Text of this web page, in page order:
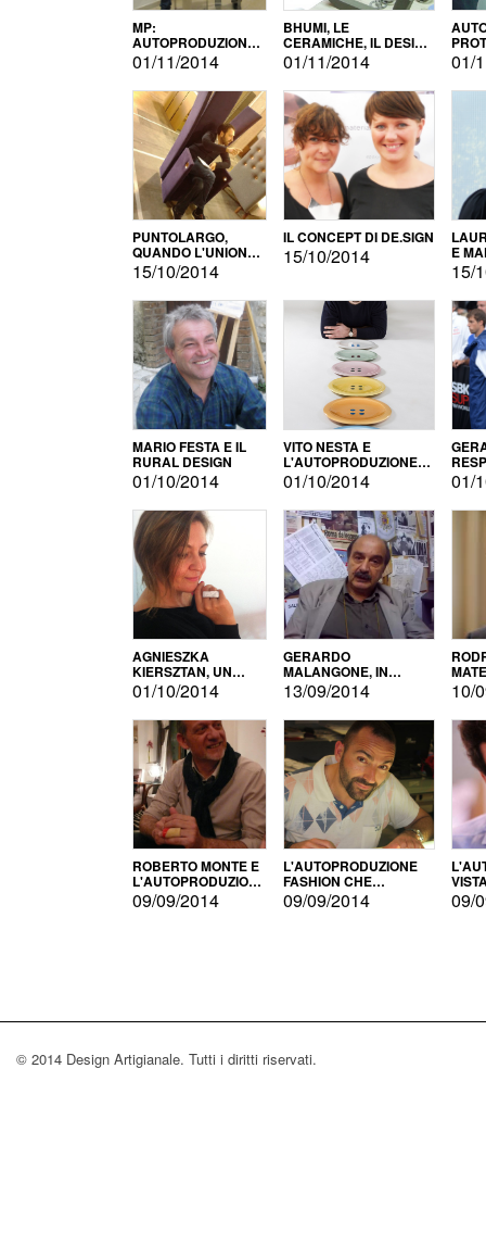
MP:
AUTOPRODUZIONE
E INNOVAZIONE
01/11/2014
BHUMI, LE
CERAMICHE, IL DESIGN
E L'AUTOPRODUZIONE
01/11/2014 01/
PUNTOLARGO,
QUANDO L'UNIONE
FA LA FORZA E
VINCE
15/10/2014
IL CONCEPT DI DE.SIGN
15/10/2014 E
15/
MARIO FESTA E IL
RURAL DESIGN
01/10/2014
VITO NESTA E
L'AUTOPRODUZIONE
COME RECUPERO DEI
SIMBOLI
01/10/2014 01/
AGNIESZKA
KIERSZTAN, UN
MODELLO DI
AUTOPRODUZIONE
01/10/2014
GERARDO
MALANGONE, IN
GIURIA PER IL
CONCORSO
LETTERARIO
13/09/2014 10/
ROBERTO MONTE E
L'AUTOPRODUZIONE
CON IL CENSIMENTO
09/09/2014
L'AUTOPRODUZIONE
FASHION CHE
CONQUISTA GLI USA
09/09/2014 09/
© 2014 Design Artigianale. Tutti i diritti riservati.